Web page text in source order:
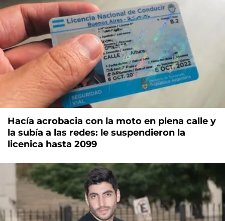
Hacía acrobacia con la moto en plena calle y
la subía a las redes: le suspendieron la
licenica hasta 2099